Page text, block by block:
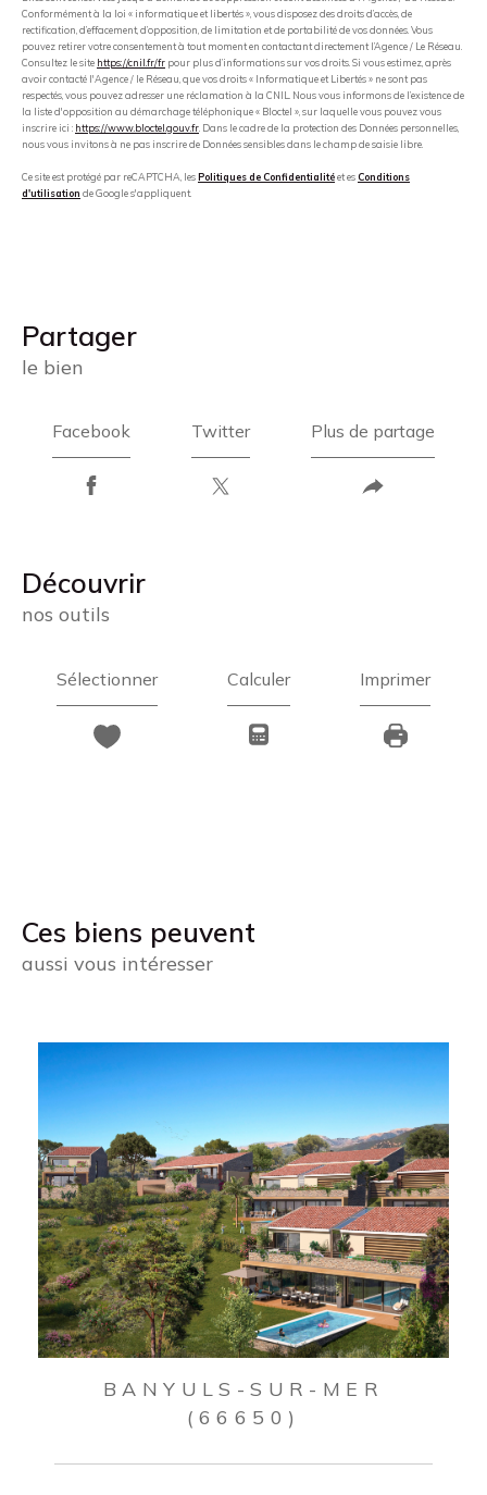
Conformément à la loi « informatique et libertés », vous disposez des droits d’accès, de
rectification, d’effacement, d’opposition, de limitation et de portabilité de vos données. Vous
pouvez retirer votre consentement à tout moment en contactant directement l’Agence / Le Réseau.
Consultez le site https://cnil.fr/fr pour plus d’informations sur vos droits. Si vous estimez, après
avoir contacté l'Agence / le Réseau, que vos droits « Informatique et Libertés » ne sont pas
respectés, vous pouvez adresser une réclamation à la CNIL. Nous vous informons de l’existence de
la liste d'opposition au démarchage téléphonique « Bloctel », sur laquelle vous pouvez vous
inscrire ici : https://www.bloctel.gouv.fr . Dans le cadre de la protection des Données personnelles,
nous vous invitons à ne pas inscrire de Données sensibles dans le champ de saisie libre.
Ce site est protégé par reCAPTCHA, lesPolitiques de Confidentialitéet esConditions
d'utilisation de Google s'appliquent.
partager
le bien
Facebook Twitter Plus de partage
découvrir
nos outils
Sélectionner Calculer Imprimer
Ces biens peuvent
aussi vous intéresser
BANYULS-SUR-MER
(66650)